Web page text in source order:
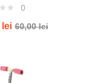
0
lei 60,00lei